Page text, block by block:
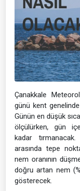
Çanakkale
günü kent
Günün en düşük
ölçülürken, gün
kadar
arasında tepe
nem oranının
doğru artan nem
gösterecek.